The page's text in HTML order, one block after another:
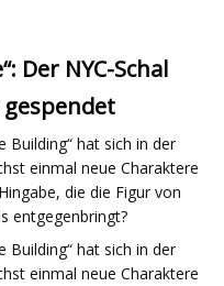
Der NYC-Schal
Building“ hat sich in der
einmal neue Charaktere
die die Figur von
entgegenbringt?
Building“ hat sich in der
einmal neue Charaktere